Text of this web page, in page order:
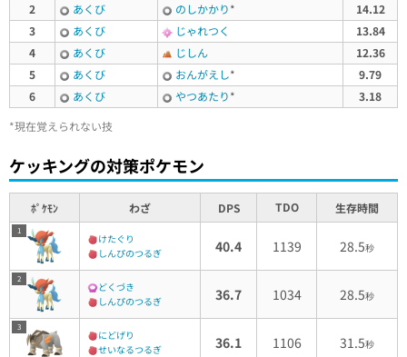
2
あくび のしかかり*
14.12
3
あくび じゃれつく
13.84
4
あくび じしん
12.36
5
あくび おんがえし*
9.79
6
あくび やつあたり*
3.18
*現在覚えられない技
ケッキングの対策ポケモン
ﾎﾟｹﾓﾝ わざ DPS TDO 生存時間
1
けたぐり
しんぴのつるぎ
40.4 1139 28.5秒
2
どくづき
しんぴのつるぎ
36.7 1034 28.5秒
3
にどげり
せいなるつるぎ
36.1 1106 31.5秒